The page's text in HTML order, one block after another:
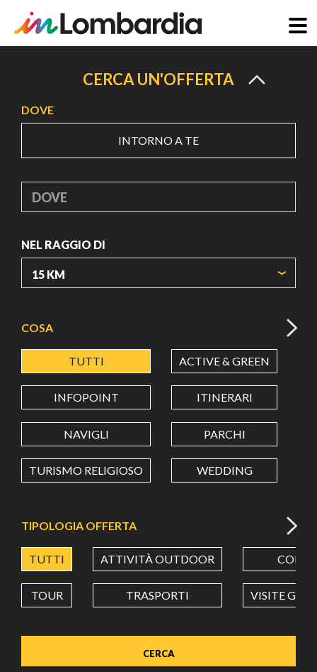
principale
CERCA UN'OFFERTA
DOVE
INTORNO A TE
DOVE
NEL RAGGIO DI
LATITUDINE
LONGITUDINE
Value in decimal degrees. Use dot (.) as decimal separator.
COSA
TUTTI ACTIVE & GREEN
INFOPOINT ITINERARI
NAVIGLI PARCHI
TURISMO RELIGIOSO WEDDING
TIPOLOGIA OFFERTA
TUTTI ATTIVITÀ OUTDOOR CORSI
TOUR TRASPORTI VISITE